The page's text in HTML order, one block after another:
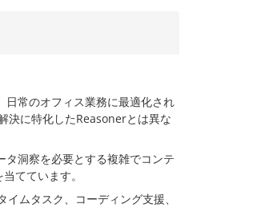
日常のオフィス業務に最適化され
決に特化したReasonerとは異な
洞察を必要とする複雑でコンテ
てています。
ムタスク、コーディング支援、